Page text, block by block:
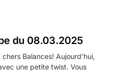
du 08.03.2025
Balances! Aujourd’hui,
une petite twist. Vous